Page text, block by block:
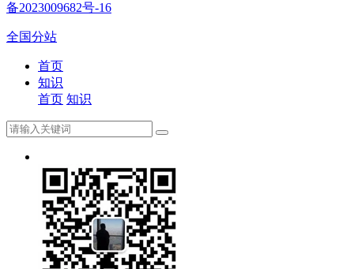
备2023009682号-16
全国分站
首页
知识
首页 知识